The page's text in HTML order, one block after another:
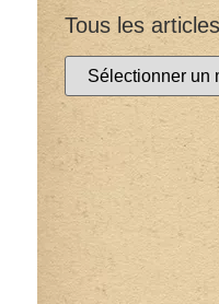
Tous les articles